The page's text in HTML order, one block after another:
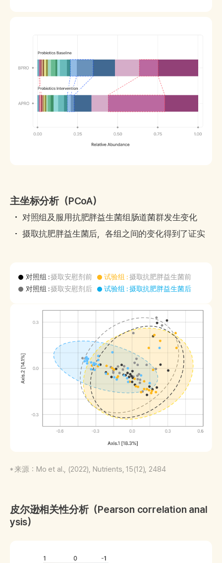
主坐标分析（PCoA）
对照组及服用抗肥胖益生菌组肠道菌群发生变化
摄取抗肥胖益生菌后，各组之间的变化得到了证实
对照组 :摄取安慰剂前 试验组 :摄取抗肥胖益生菌前
对照组 :摄取安慰剂后 试验组 :摄取抗肥胖益生菌后
来源：Mo et al., (2022), Nutrients, 15(12), 2484
皮尔逊相关性分析（Pearson correlation anal
ysis）